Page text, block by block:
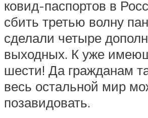
ковид-паспортов в
сбить третью волну
сделали четыре
выходных. К уже
шести! Да гражданам
весь остальной мир
позавидовать.